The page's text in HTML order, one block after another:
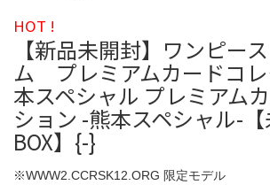
HOT !
【新品未開封】ワンピー
ム プレミアムカードコ
本スペシャル プレミアム
ション -熊本スペシャル-
BOX】{-}
※WWW2.CCRSK12.ORG 限定モデル